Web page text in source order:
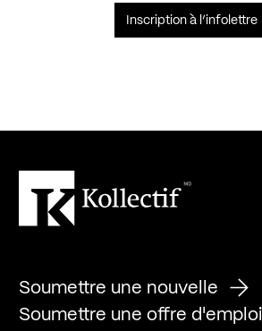
Inscription à l’infolettre
Soumettre une nouvelle
Soumettre une offre d'emploi